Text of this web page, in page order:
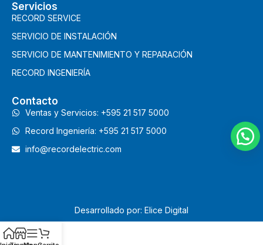
Servicios
RECORD SERVICE
SERVICIO DE INSTALACIÓN
SERVICIO DE MANTENIMIENTO Y REPARACIÓN
RECORD INGENIERÍA
Contacto
Ventas y Servicios: +595 21 517 5000
Record Ingeniería: +595 21 517 5000
info@recordelectric.com
Desarrollado por: Elice Digital